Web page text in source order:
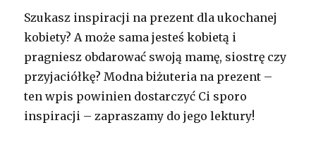
Szukasz inspiracji na prezent dla ukochanej
kobiety? A może sama jesteś kobietą i
pragniesz obdarować swoją mamę, siostrę czy
przyjaciółkę? Modna biżuteria na prezent –
ten wpis powinien dostarczyć Ci sporo
inspiracji – zapraszamy do jego lektury!